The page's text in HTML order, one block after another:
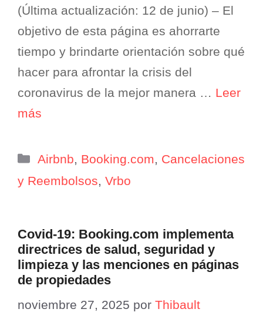
(Última actualización: 12 de junio) – El
objetivo de esta página es ahorrarte
tiempo y brindarte orientación sobre qué
hacer para afrontar la crisis del
coronavirus de la mejor manera … Leer
más
Categorías
Airbnb Booking.com
Cancelaciones
y Reembolsos Vrbo
Covid-19: Booking.com implementa
directrices de salud, seguridad y
limpieza y las menciones en páginas
de propiedades
noviembre 27, 2025 por Thibault